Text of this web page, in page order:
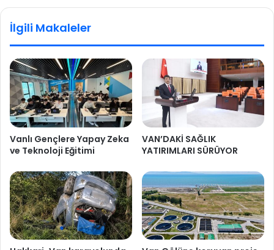
İlgili Makaleler
Vanlı Gençlere Yapay Zeka
ve Teknoloji Eğitimi
VAN’DAKİ SAĞLIK
YATIRIMLARI SÜRÜYOR